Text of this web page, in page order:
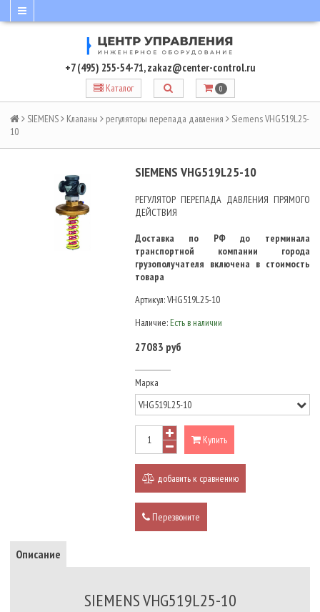
+7 (495) 255-54-71,zakaz@center-control.ru
Каталог 0
SIEMENS Клапаны регуляторы перепада давления
Siemens VHG519L25-
10
SIEMENS VHG519L25-10
РЕГУЛЯТОР ПЕРЕПАДА ДАВЛЕНИЯ ПРЯМОГО
ДЕЙСТВИЯ
Доставка по РФ до терминала
транспортной компании города
грузополучателя включена в стоимость
товара
Артикул:VHG519L25-10
Наличие: Есть в наличии
27083 руб
Марка
Купить
добавить к сравнению
Перезвоните
Описание
SIEMENS VHG519L25-10